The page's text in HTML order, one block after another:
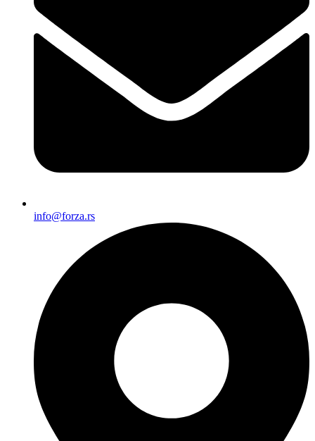
info@forza.rs